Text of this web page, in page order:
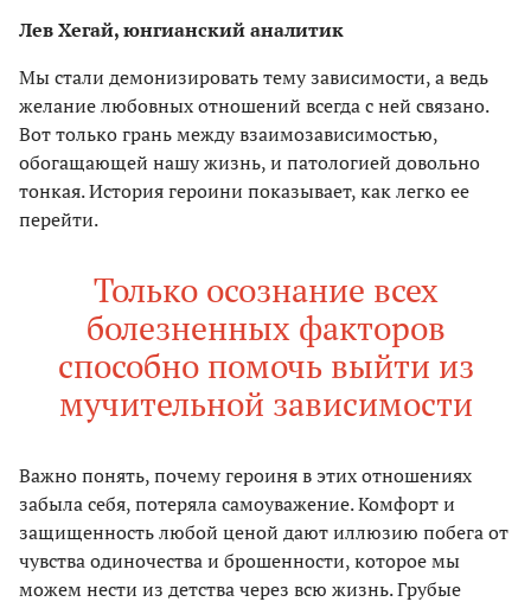
Лев Хегай, юнгианский аналитик
Мы стали демонизировать тему зависимости, а ведь
желание любовных отношений всегда с ней связано.
Вот только грань между взаимозависимостью,
обогащающей нашу жизнь, и патологией довольно
тонкая. История героини показывает, как легко ее
перейти.
Только осознание всех
болезненных факторов
способно помочь выйти из
мучительной зависимости
Важно понять, почему героиня в этих отношениях
забыла себя, потеряла самоуважение. Комфорт и
защищенность любой ценой дают иллюзию побега от
чувства одиночества и брошенности, которое мы
можем нести из детства через всю жизнь. Грубые